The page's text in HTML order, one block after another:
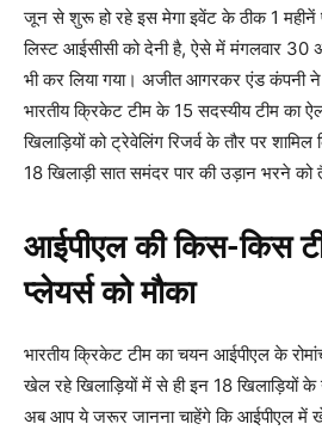
जून से शुरू हो रहे इस मेगा इवेंट के ठीक 1 महीनें
लिस्ट आईसीसी को देनी है, ऐसे में मंगलवार 30
भी कर लिया गया। अजीत आगरकर एंड कंपनी ने
भारतीय क्रिकेट टीम के 15 सदस्यीय टीम का
खिलाड़ियों को ट्रेवेलिंग रिजर्व के तौर पर
18 खिलाड़ी सात समंदर पार की उड़ान भरने को
आईपीएल की किस-किस
प्लेयर्स को मौका
भारतीय क्रिकेट टीम का चयन आईपीएल के
खेल रहे खिलाड़ियों में से ही इन 18 खिलाड़ियों
अब आप ये जरूर जानना चाहेंगे कि आईपीएल में